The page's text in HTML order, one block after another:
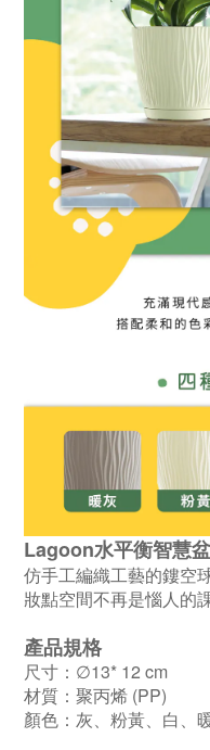
Lagoon水平衡智慧
仿手工編織工藝的鏤空
妝點空間不再是惱人的
產品規格
尺寸：∅13* 12 cm
材質：聚丙烯 (PP)
顏色：灰、粉黃、白、